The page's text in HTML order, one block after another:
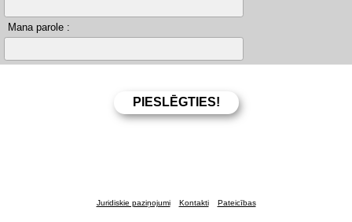
Mana parole :
Juridiskie paziņojumi Kontakti Pateicības